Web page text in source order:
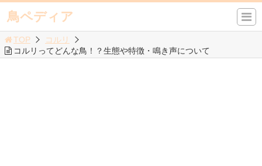
鳥ペディア
TOP
コルリ
コルリってどんな鳥！？生態や特徴・鳴き声について